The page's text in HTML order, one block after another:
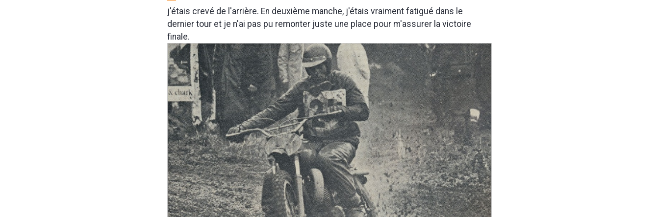
j'étais crevé de l'arrière. En deuxième manche, j'étais vraiment fatigué dans le
dernier tour et je n'ai pas pu remonter juste une place pour m'assurer la victoire
finale.